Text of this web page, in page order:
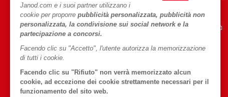
Janod.com e i suoi partner utilizzano i
cookie per proporre pubblicità personalizzata, pubblicità non
personalizzata, la condivisione sui social network e la
partecipazione a concorsi.
Facendo clic su "Accetto", l'utente autorizza la memorizzazione
di tutti i cookie.
Facendo clic su "Rifiuto" non verrà memorizzato alcun
cookie, ad eccezione dei cookie strettamente necessari per il
funzionamento del sito web.
Condizioni Generali Di Vendita
Domande Frequenti
Negozi
Richiamo prodotti
Termini delle offerte
Storia
Le nostre attività